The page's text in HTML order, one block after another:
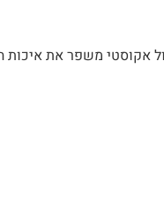
אקוסטי משפר את איכות